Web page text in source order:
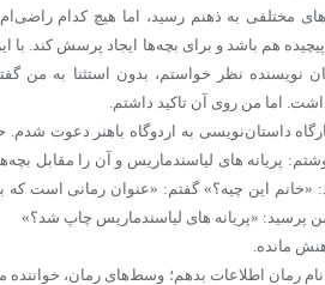
مختلفی به ذهنم رسید، اما هیچ کدام
هم باشد و برای بچه‌ها ایجاد پرسش کند. با
نویسنده نظر خواستم، بدون استثنا به من
اما من روی آن تاکید داشتم.
پریانه های لیاسندماریس و آن را مقابل
«خانم این چیه؟» گفتم: «عنوان رمانی است که
پرسید: «پریانه های لیاسندماریس چاپ شد؟»
مانده.
رمان اطلاعات بدهم؛ وسط‌های رمان، خواننده